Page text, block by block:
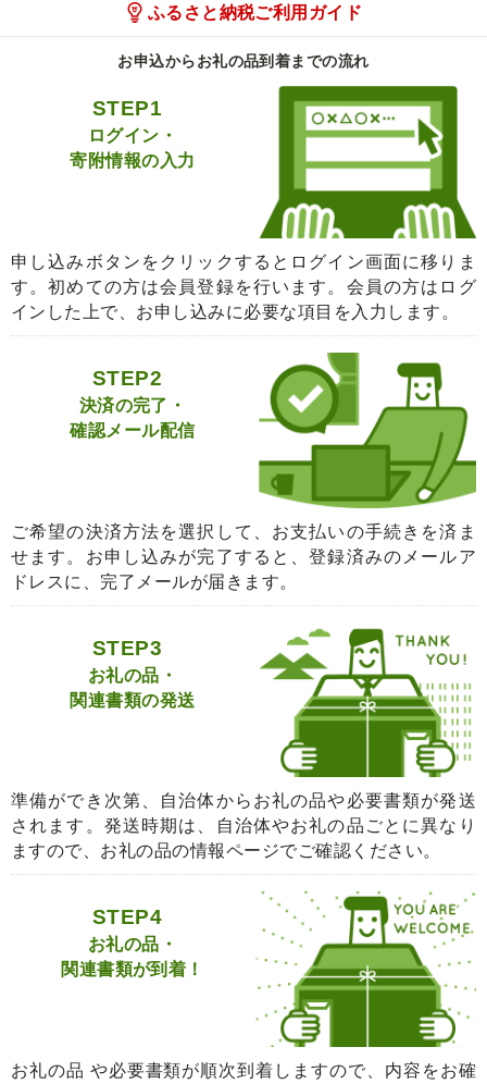
ふるさと納税ご利用ガイド
お申込からお礼の品到着までの流れ
STEP1
ログイン・
寄附情報の入力
申し込みボタンをクリックするとログイン画面に移りま
す。初めての方は会員登録を行います。会員の方はログ
インした上で、お申し込みに必要な項目を入力します。
STEP2
決済の完了・
確認メール配信
ご希望の決済方法を選択して、お支払いの手続きを済ま
せます。お申し込みが完了すると、登録済みのメールア
ドレスに、完了メールが届きます。
STEP3
お礼の品・
関連書類の発送
準備ができ次第、自治体からお礼の品や必要書類が発送
されます。発送時期は、自治体やお礼の品ごとに異なり
ますので、お礼の品の情報ページでご確認ください。
STEP4
お礼の品・
関連書類が到着！
お礼の品 や必要書類が順次到着しますので、内容をお確